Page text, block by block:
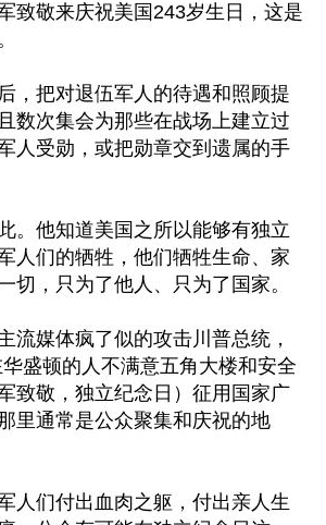
致敬来庆祝美国243岁生日，这是
，把对退伍军人的待遇和照顾提
数次集会为那些在战场上建立过
人受勋，或把勋章交到遗属的手
。他知道美国之所以能够有独立
人们的牺牲，他们牺牲生命、家
切，只为了他人、只为了国家。
流媒体疯了似的攻击川普总统，
盛顿的人不满意五角大楼和安全
致敬，独立纪念日）征用国家广
里通常是公众聚集和庆祝的地
人们付出血肉之躯，付出亲人生